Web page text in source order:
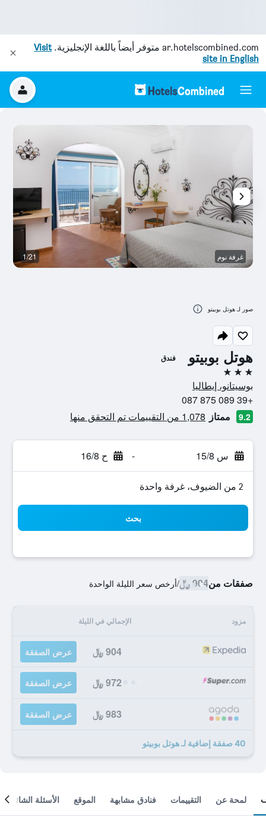
ar.hotelscombined.com متوفر أيضاً باللغة الإنجليزية.Visit
site in English
هوتل بوبيتو فندق
3 نجوم
بوسيتانو، إيطاليا
+39 089 875 087
9.2 ممتاز 1,078 من التقييمات تم التحقق منها
س 15/8 - ح 16/8
2 من الضيوف، غرفة واحدة
بحث
صفقات من904 ﷼ /أرخص سعر الليلة الواحدة
مزود الإجمالي في الليلة
904 ﷼ عرض الصفقة
972 ﷼ عرض الصفقة
983 ﷼ عرض الصفقة
40 صفقة إضافية لـ هوتل بوبيتو
غرفة نوم 1/21
صور لـ هوتل بوبيتو
لمحة عن التقييمات فنادق مشابهة الموقع الأسئلة الشائعة